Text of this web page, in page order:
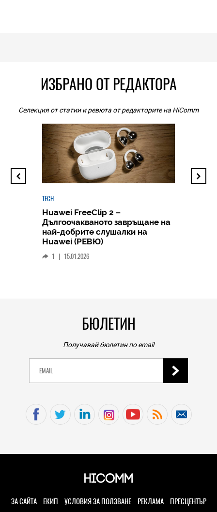
ИЗБРАНО ОТ РЕДАКТОРА
Селекция от статии и ревюта от редакторите на HiComm
TECH
Huawei FreeClip 2 –
Дългоочакваното завръщане на
най-добрите слушалки на
Huawei (РЕВЮ)
1 | 15.01.2026
БЮЛЕТИН
Получавай бюлетин по email
ЗА САЙТА ЕКИП УСЛОВИЯ ЗА ПОЛЗВАНЕ РЕКЛАМА
ПРЕСЦЕНТЪР